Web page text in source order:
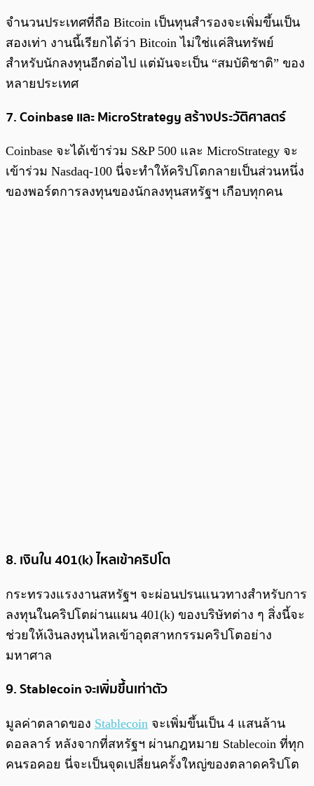
จำนวนประเทศที่ถือ Bitcoin เป็นทุนสำรองจะเพิ่มขึ้นเป็น
สองเท่า งานนี้เรียกได้ว่า Bitcoin ไม่ใช่แค่สินทรัพย์
สำหรับนักลงทุนอีกต่อไป แต่มันจะเป็น “สมบัติชาติ” ของ
หลายประเทศ
7. Coinbase และ MicroStrategy สร้างประวัติศาสตร์
Coinbase จะได้เข้าร่วม S&P 500 และ MicroStrategy จะ
เข้าร่วม Nasdaq-100 นี่จะทำให้คริปโตกลายเป็นส่วนหนึ่ง
ของพอร์ตการลงทุนของนักลงทุนสหรัฐฯ เกือบทุกคน
8. เงินใน 401(k) ไหลเข้าคริปโต
กระทรวงแรงงานสหรัฐฯ จะผ่อนปรนแนวทางสำหรับการ
ลงทุนในคริปโตผ่านแผน 401(k) ของบริษัทต่าง ๆ สิ่งนี้จะ
ช่วยให้เงินลงทุนไหลเข้าอุตสาหกรรมคริปโตอย่าง
มหาศาล
9. Stablecoin จะเพิ่มขึ้นเท่าตัว
มูลค่าตลาดของ Stablecoin จะเพิ่มขึ้นเป็น 4 แสนล้าน
ดอลลาร์ หลังจากที่สหรัฐฯ ผ่านกฎหมาย Stablecoin ที่ทุก
คนรอคอย นี่จะเป็นจุดเปลี่ยนครั้งใหญ่ของตลาดคริปโต